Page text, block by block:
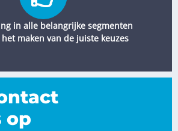
in alle belangrijke segmenten
maken van de juiste keuzes
op